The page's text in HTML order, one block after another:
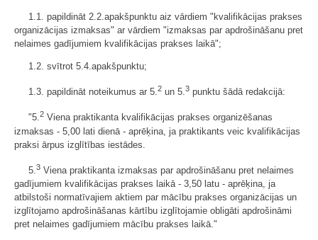
1.1. papildināt 2.2.apakšpunktu aiz vārdiem "kvalifikācijas prakses
organizācijas izmaksas" ar vārdiem "izmaksas par apdrošināšanu pret
nelaimes gadījumiem kvalifikācijas prakses laikā";
1.2. svītrot 5.4.apakšpunktu;
1.3. papildināt noteikumus ar 5.2 un 5.3 punktu šādā redakcijā:
"5.2 Viena praktikanta kvalifikācijas prakses organizēšanas
izmaksas - 5,00 lati dienā - aprēķina, ja praktikants veic kvalifikācijas
praksi ārpus izglītības iestādes.
5. 3 Viena praktikanta izmaksas par apdrošināšanu pret nelaimes
gadījumiem kvalifikācijas prakses laikā - 3,50 latu - aprēķina, ja
atbilstoši normatīvajiem aktiem par mācību prakses organizācijas un
izglītojamo apdrošināšanas kārtību izglītojamie obligāti apdrošināmi
pret nelaimes gadījumiem mācību prakses laikā."